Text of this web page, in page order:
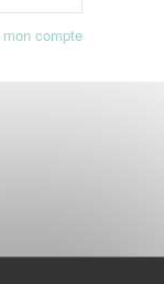
compte